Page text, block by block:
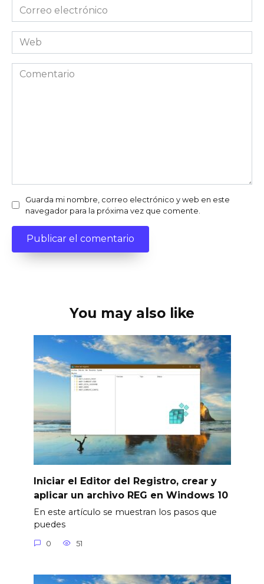
Correo
electrónico
*Web
Comentario
Guarda mi nombre, correo electrónico y web en este
navegador para la próxima vez que comente.
You may also like
Iniciar el Editor del Registro, crear y
aplicar un archivo REG en Windows 10
En este artículo se muestran los pasos que
puedes
0 51